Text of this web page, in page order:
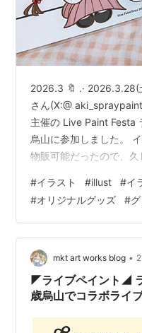
2026.3 🔖 .· 2026.3.28(
さん(X:@
主催の Live Paint Festa
烏山に参加しました。
物販可能だったので、
した！ どれもお気に入
₊˚ෆ⊹.ᐟ ↑ライブペイント
のライブペイントフェ
mako…
#イラスト #illust #イ
#オリジナルグッズ #
mkt art works blog •
◤ライブペイント◢
歳烏山でコラボライ